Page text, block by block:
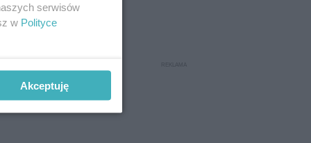
i
serwisów
w Polityce
Akceptuję